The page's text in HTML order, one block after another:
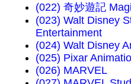
(022) 奇妙遊記
(023) Walt Disney
Entertainment
(024) Walt Disney
(025) Pixar
(026) MARVEL